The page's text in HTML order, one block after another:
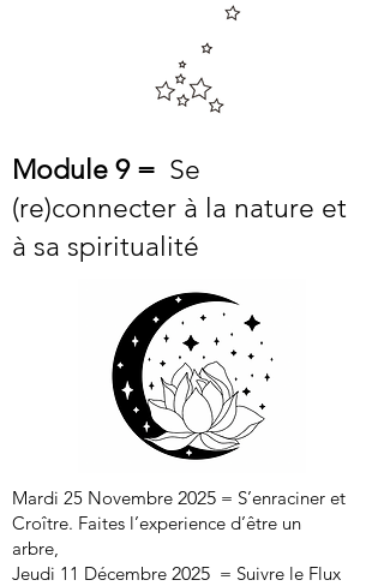
Module 9 = Se
(re)connecter à la nature et
à sa spiritualité
Mardi 25 Novembre 2025 = S’enraciner et
Croître. Faites l’experience d’être un
arbre,
Jeudi 11 Décembre 2025 = Suivre le Flux